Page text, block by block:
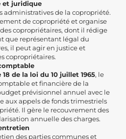
et juridique
administratives de la copropriété.
de copropriété et organise
copropriétaires, dont il rédige
que représentant légal du
il peut agir en justice et
copropriétaires.
de la loi du 10 juillet 1965, le
et financière de la
prévisionnel annuel avec le
aux appels de fonds trimestriels
Il gère le recouvrement des
annuelle des charges.
des parties communes et